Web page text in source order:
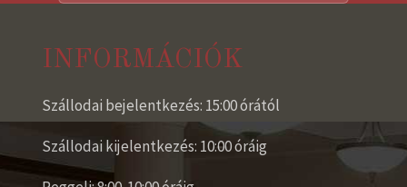
INFORMÁCIÓK
Szállodai bejelentkezés: 15:00 órától
Szállodai kijelentkezés: 10:00 óráig